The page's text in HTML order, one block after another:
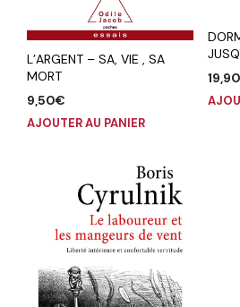
L’ARGENT – SA, VIE , SA
MORT
9,50€
AJOUTER AU PANIER
19,90